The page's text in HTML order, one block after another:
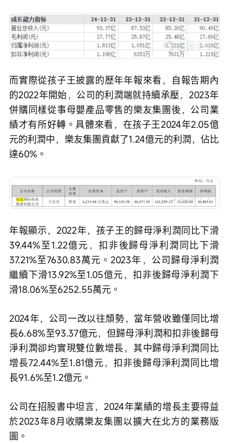
而實際從孩子王披露的歷年年報來看，自報告期內
的2022年開始，公司的利潤端就持續承壓，2023年
併購同樣從事母嬰產品零售的樂友集團後，公司業
績才有所好轉。具體來看，在孩子王2024年2.05億
元的利潤中，樂友集團貢獻了1.24億元的利潤，佔比
達60%。
年報顯示，2022年，孩子王的歸母淨利潤同比下滑
39.44%至1.22億元，扣非後歸母淨利潤同比下滑
37.21%至7630.83萬元。2023年，公司歸母淨利潤
繼續下滑13.92%至1.05億元，扣非後歸母淨利潤下
滑18.06%至6252.55萬元。
2024年，公司一改以往頹勢，當年營收雖僅同比增
長6.68%至93.37億元，但歸母淨利潤和扣非後歸母
淨利潤卻均實現雙位數增長，其中歸母淨利潤同比
增長72.44%至1.81億元，扣非後歸母淨利潤同比增
長91.6%至1.2億元。
公司在招股書中坦言，2024年業績的增長主要得益
於2023年8月收購樂友集團以擴大在北方的業務版
圖。